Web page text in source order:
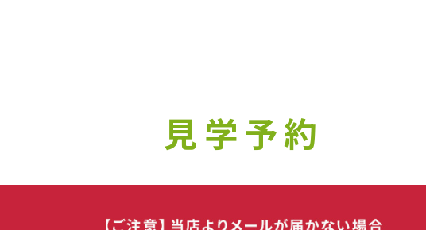
見学予約